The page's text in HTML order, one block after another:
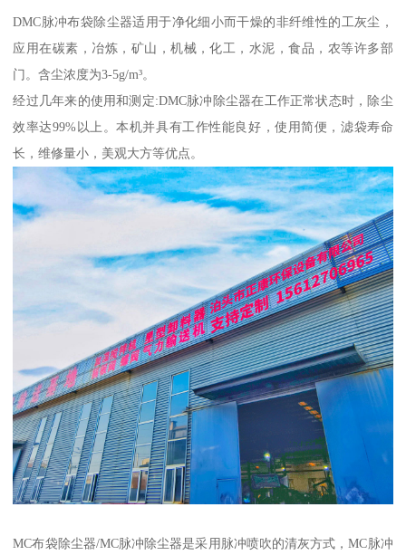
DMC脉冲布袋除尘器适用于净化细小而干燥的非纤维性的工灰尘，
应用在碳素，冶炼，矿山，机械，化工，水泥，食品，农等许多部
门。含尘浓度为3-5g/m³。
经过几年来的使用和测定:DMC脉冲除尘器在工作正常状态时，除尘
效率达99%以上。本机并具有工作性能良好，使用简便，滤袋寿命
长，维修量小，美观大方等优点。
MC布袋除尘器/MC脉冲除尘器是采用脉冲喷吹的清灰方式，MC脉冲